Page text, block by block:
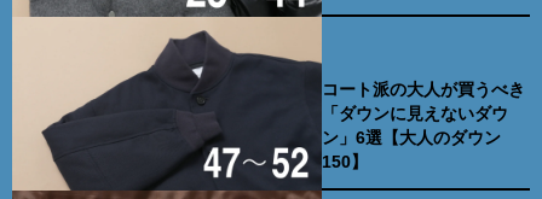
コート派の大人が買うべき
「ダウンに見えないダウ
ン」6選【大人のダウン
150】